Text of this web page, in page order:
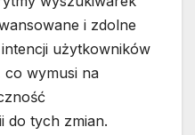
i zdolne
użytkowników
wymusi na
do tych zmian.